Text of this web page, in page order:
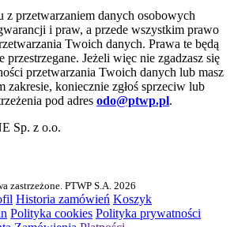
z przetwarzaniem danych osobowych
i praw, a przede wszystkim prawo
Twoich danych. Prawa te będą
przestrzegane. Jeżeli więc nie zgadzasz się
przetwarzania Twoich danych lub masz
zakresie, koniecznie zgłoś sprzeciw lub
pod adres odo@ptwp.pl.
Sp. z o.o.
zastrzeżone. PTWP S.A. 2026
Historia zamówień Koszyk
Polityka cookies Polityka prywatności